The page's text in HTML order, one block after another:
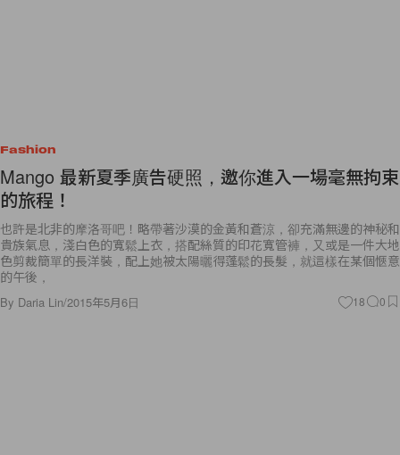
Fashion
Mango 最新夏季廣告硬照，邀你進入一場毫無拘束
的旅程！
也許是北非的摩洛哥吧！略帶著沙漠的金黃和蒼涼，卻充滿無邊的神秘和
貴族氣息，淺白色的寬鬆上衣，搭配絲質的印花寬管褲，又或是一件大地
色剪裁簡單的長洋裝，配上她被太陽曬得蓬鬆的長髮，就這樣在某個愜意
的午後，
By Daria Lin/2015年5月6日 18 0